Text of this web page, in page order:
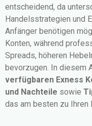
entscheidend, da
Handelsstrategien und
Anfänger benötigen
Konten, während
Spreads, höheren
bevorzugen. In diesem
verfügbaren Exness
und Nachteile sowie
das am besten zu Ihren